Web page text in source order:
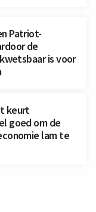
Patriot-
de
is voor
keurt
goed om de
lam te